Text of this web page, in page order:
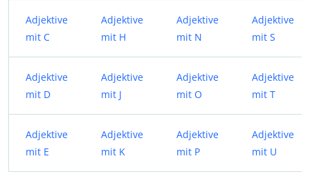
Adjektive
mit C
Adjektive
mit H
Adjektive
mit N
Adjektive
mit S
Adjektive
mit D
Adjektive
mit J
Adjektive
mit O
Adjektive
mit T
Adjektive
mit E
Adjektive
mit K
Adjektive
mit P
Adjektive
mit U